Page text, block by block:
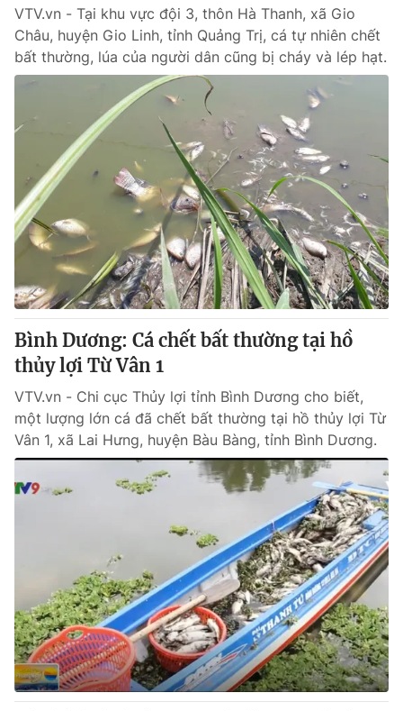
VTV.vn - Tại khu vực đội 3, thôn Hà Thanh, xã Gio
Châu, huyện Gio Linh, tỉnh Quảng Trị, cá tự nhiên chết
bất thường, lúa của người dân cũng bị cháy và lép hạt.
Bình Dương: Cá chết bất thường tại hồ
thủy lợi Từ Vân 1
VTV.vn - Chi cục Thủy lợi tỉnh Bình Dương cho biết,
một lượng lớn cá đã chết bất thường tại hồ thủy lợi Từ
Vân 1, xã Lai Hưng, huyện Bàu Bàng, tỉnh Bình Dương.